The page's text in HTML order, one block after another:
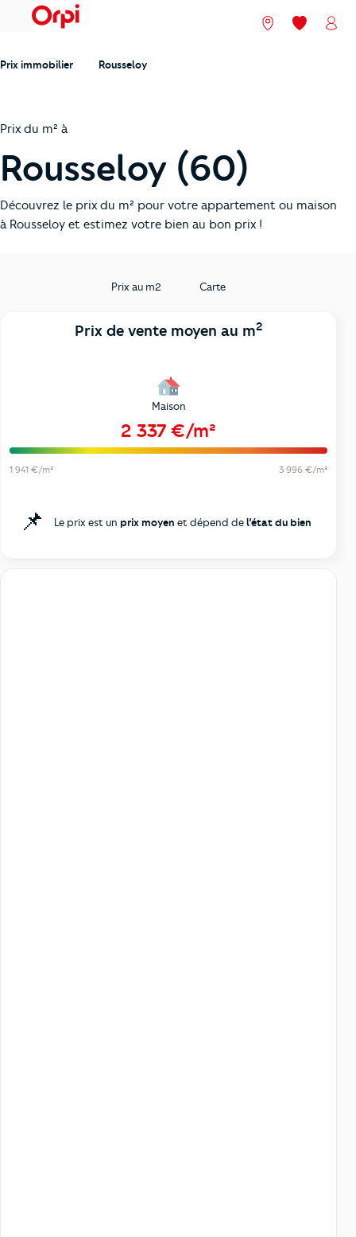
menu Nos agences
Mes
Prix immobilier Rousseloy
Prix du m² à
Rousseloy (60)
Découvrez le prix du m² pour votre appartement ou maison
à Rousseloy et estimez votre bien au bon prix !
Prix au m2 Carte
Prix de vente moyen au m2
Maison
2 337 €/m²
1 941 €/m² 3 996 €/m²
📌 Le prix est un prix moyen et dépend del’état du bien